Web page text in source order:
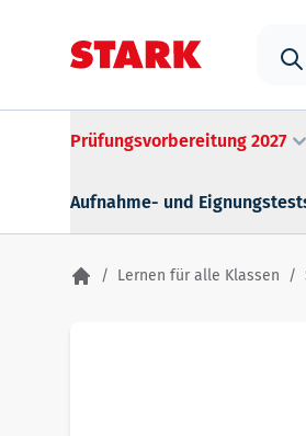
Prüfungsvorbereitung 2027
Aufnahme- und
/ Lernen für alle Klassen /